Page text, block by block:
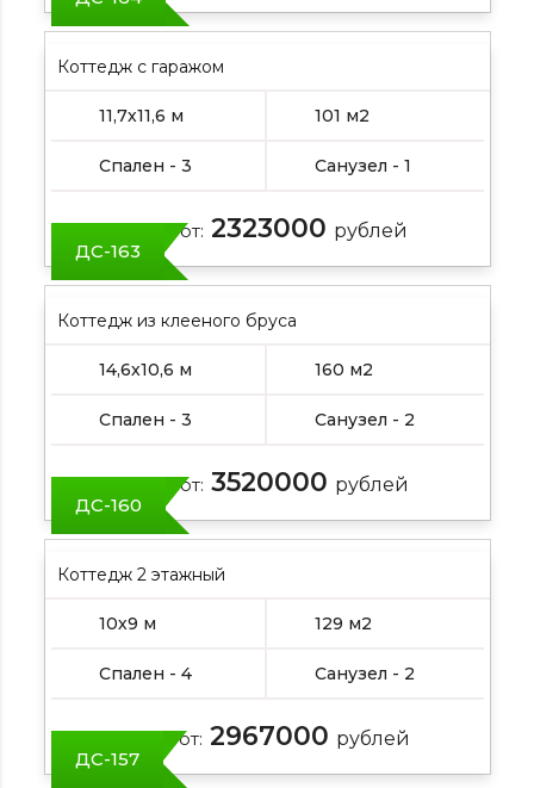
Коттедж с гаражом
11,7х11,6 м 101 м2
Спален - 3 Санузел - 1
Цена от: 2323000 рублей
ДС-163
Коттедж из клееного бруса
14,6х10,6 м 160 м2
Спален - 3 Санузел - 2
Цена от: 3520000 рублей
ДС-160
Коттедж 2 этажный
10х9 м 129 м2
Спален - 4 Санузел - 2
Цена от: 2967000 рублей
ДС-157